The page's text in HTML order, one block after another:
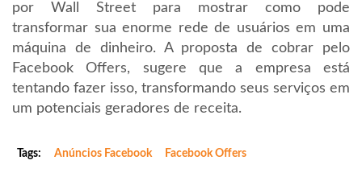
por Wall Street para mostrar como pode
transformar sua enorme rede de usuários em uma
máquina de dinheiro. A proposta de cobrar pelo
Facebook Offers, sugere que a empresa está
tentando fazer isso, transformando seus serviços em
um potenciais geradores de receita.
Tags: Anúncios Facebook Facebook Offers